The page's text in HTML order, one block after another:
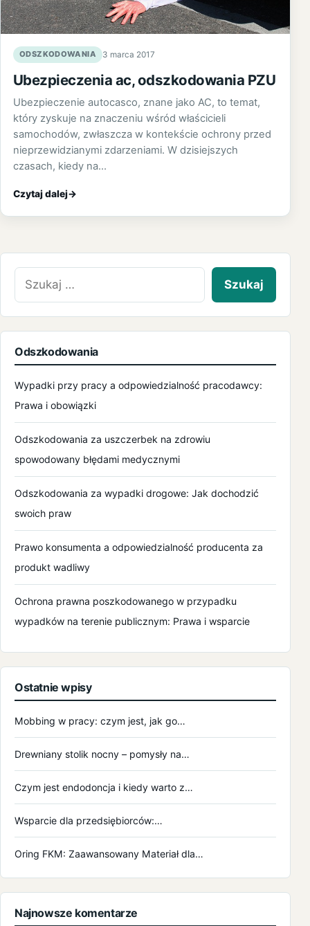
ODSZKODOWANIA 3 marca 2017
Ubezpieczenia ac, odszkodowania PZU
Ubezpieczenie autocasco, znane jako AC, to temat,
który zyskuje na znaczeniu wśród właścicieli
samochodów, zwłaszcza w kontekście ochrony przed
nieprzewidzianymi zdarzeniami. W dzisiejszych
czasach, kiedy na…
Czytaj dalej→
Odszkodowania
Wypadki przy pracy a odpowiedzialność pracodawcy:
Prawa i obowiązki
Odszkodowania za uszczerbek na zdrowiu
spowodowany błędami medycznymi
Odszkodowania za wypadki drogowe: Jak dochodzić
swoich praw
Prawo konsumenta a odpowiedzialność producenta za
produkt wadliwy
Ochrona prawna poszkodowanego w przypadku
wypadków na terenie publicznym: Prawa i wsparcie
Ostatnie wpisy
Mobbing w pracy: czym jest, jak go…
Drewniany stolik nocny – pomysły na…
Czym jest endodoncja i kiedy warto z…
Wsparcie dla przedsiębiorców:…
Oring FKM: Zaawansowany Materiał dla…
Najnowsze komentarze